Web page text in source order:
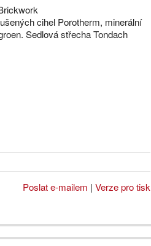
cihel Porotherm, minerální
Sedlová střecha Tondach
Poslat e-mailem | Verze pro tisk